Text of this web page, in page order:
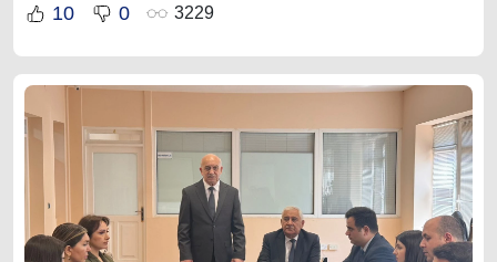
10 0 3229